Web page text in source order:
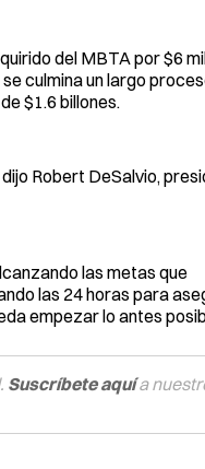
del MBTA por $6
culmina un largo
$1.6 billones.
Robert DeSalvio,
las metas que
las 24 horas para
empezar lo antes
Suscríbete aquía